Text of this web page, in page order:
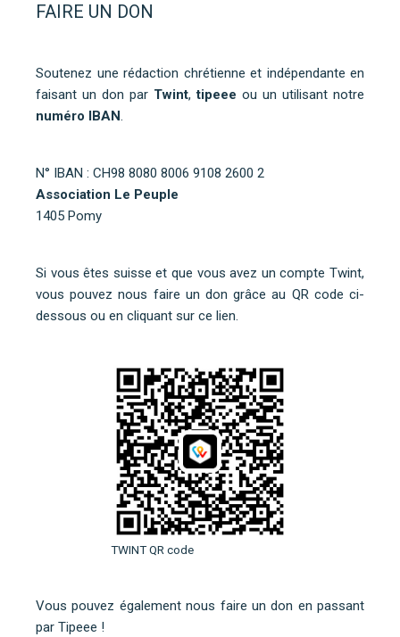
FAIRE UN DON
Soutenez une rédaction chrétienne et indépendante en
faisant un don par Twint,tipeee ou un utilisant notre
numéro IBAN.
N° IBAN : CH98 8080 8006 9108 2600 2
Association Le Peuple
1405 Pomy
Si vous êtes suisse et que vous avez un compte Twint,
vous pouvez nous faire un don grâce au QR code ci-
dessous ou en cliquant sur ce lien.
TWINT QR code
Vous pouvez également nous faire un don en passant
par Tipeee !